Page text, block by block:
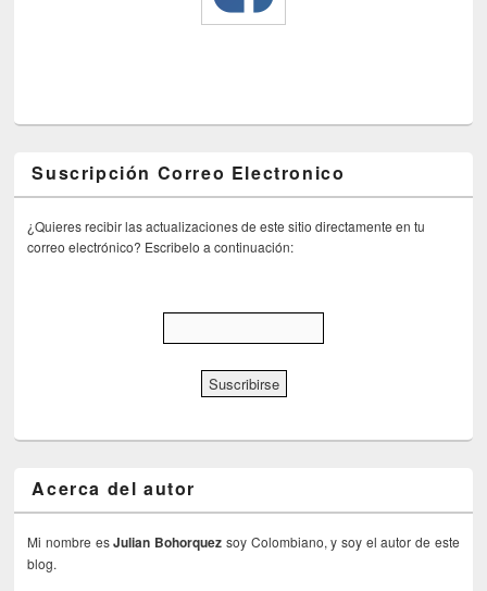
Suscripción Correo Electronico
¿Quieres recibir las actualizaciones de este sitio directamente en tu
correo electrónico? Escribelo a continuación:
Acerca del autor
Mi nombre esJulian Bohorquez soy Colombiano, y soy el autor de este
blog.